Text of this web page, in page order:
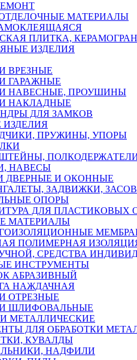
МАТЕРИАЛЫ
ПЛИТКА,
ИЗДЕЛИЯ
ВРЕЗНЫЕ
ГАРАЖНЫЕ
НАВЕСНЫЕ, ПРОУШИНЫ
НАКЛАДНЫЕ
ДЛЯ ЗАМКОВ
ИЗДЕЛИЯ
ПРУЖИНЫ, УПОРЫ
НАВЕСЫ
ДВЕРНЫЕ И ОКОННЫЕ
ЗАДВИЖКИ,
ОПОРЫ
ДЛЯ ПЛАСТИКОВЫХ
МАТЕРИАЛЫ
ПОЛИМЕРНАЯ
СРЕДСТВА
ИНСТРУМЕНТЫ
АБРАЗИВНЫЙ
НАЖДАЧНАЯ
ОТРЕЗНЫЕ
ШЛИФОВАЛЬНЫЕ
МЕТАЛЛИЧЕСКИЕ
ДЛЯ ОБРАБОТКИ
КУВАЛДЫ
НАДФИЛИ